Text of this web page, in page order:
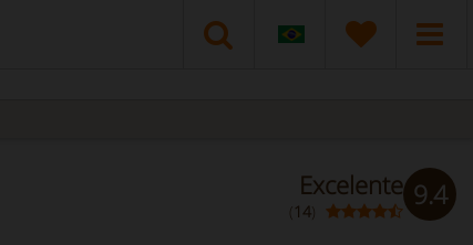
Excelente
( 14) 9.4